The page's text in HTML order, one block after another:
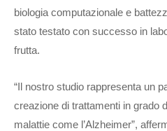
biologia computazionale e
stato testato con successo in
frutta.
“Il nostro studio rappresenta un
creazione di trattamenti in grado
malattie come l’Alzheimer”,